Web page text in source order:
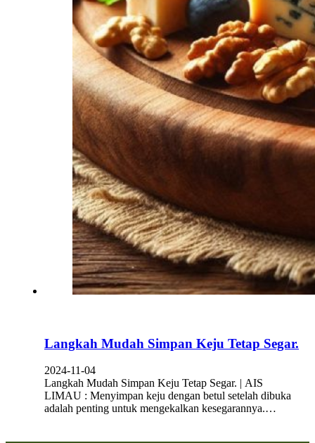
Langkah Mudah Simpan Keju Tetap Segar.
2024-11-04
Langkah Mudah Simpan Keju Tetap Segar. | AIS
LIMAU : Menyimpan keju dengan betul setelah dibuka
adalah penting untuk mengekalkan kesegarannya.…